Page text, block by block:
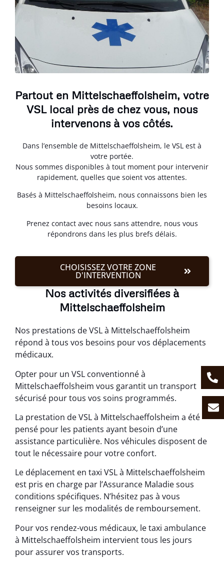
Partout en Mittelschaeffolsheim, votre
VSL local près de chez vous, nous
intervenons à vos côtés.
Dans l’ensemble de Mittelschaeffolsheim, le VSL est à
votre portée.
Nous sommes disponibles à tout moment pour intervenir
rapidement, quelles que soient vos attentes.
Basés à Mittelschaeffolsheim, nous connaissons bien les
besoins locaux.
Prenez contact avec nous sans attendre, nous vous
répondrons dans les plus brefs délais.
CHOISISSEZ VOTRE ZONE
D'INTERVENTION
Nos activités diversifiées à
Mittelschaeffolsheim
Nos prestations de VSL à Mittelschaeffolsheim
répond à tous vos besoins pour vos déplacements
médicaux.
Opter pour un VSL conventionné à
Mittelschaeffolsheim vous garantit un transport
sécurisé pour tous vos soins programmés.
La prestation de VSL à Mittelschaeffolsheim a été
pensé pour les patients ayant besoin d’une
assistance particulière. Nos véhicules disposent de
tout le nécessaire pour votre confort.
Le déplacement en taxi VSL à Mittelschaeffolsheim
est pris en charge par l’Assurance Maladie sous
conditions spécifiques. N’hésitez pas à vous
renseigner sur les modalités de remboursement.
Pour vos rendez-vous médicaux, le taxi ambulance
à Mittelschaeffolsheim intervient tous les jours
pour assurer vos transports.